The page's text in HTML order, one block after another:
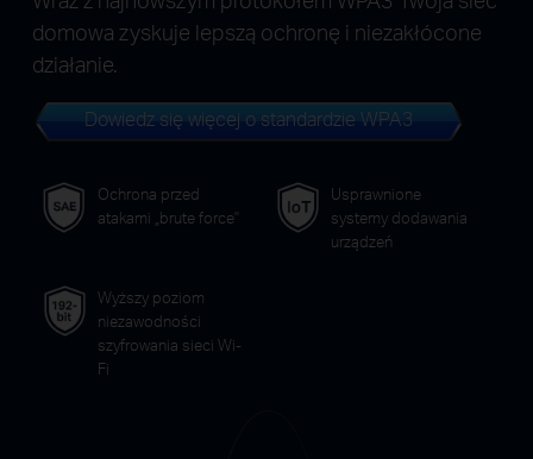
domowa zyskuje lepszą ochronę i niezakłócone
działanie.
Dowiedz się więcej o standardzie WPA3
Ochrona przed
atakami „brute force"
Usprawnione
systemy dodawania
urządzeń
Wyższy poziom
niezawodności
szyfrowania sieci Wi-
Fi